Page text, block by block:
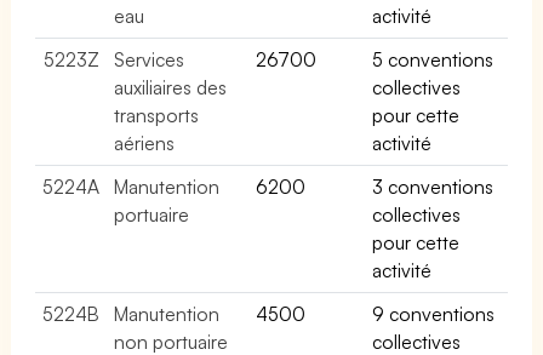
eau
activité
5223Z
Services
auxiliaires des
transports
aériens
26700
5 conventions
collectives
pour cette
activité
5224A Manutention
portuaire
6200
3 conventions
collectives
pour cette
activité
5224B
Manutention
non portuaire
4500
9 conventions
collectives